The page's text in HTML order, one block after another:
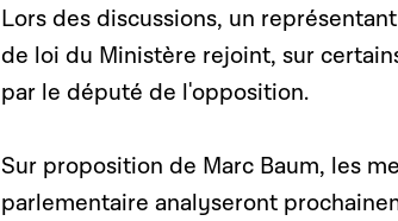
Lors des discussions, un
de loi du Ministère rejoint, sur
par le député de l'opposition.
Sur proposition de Marc Baum, les
parlementaire analyseront